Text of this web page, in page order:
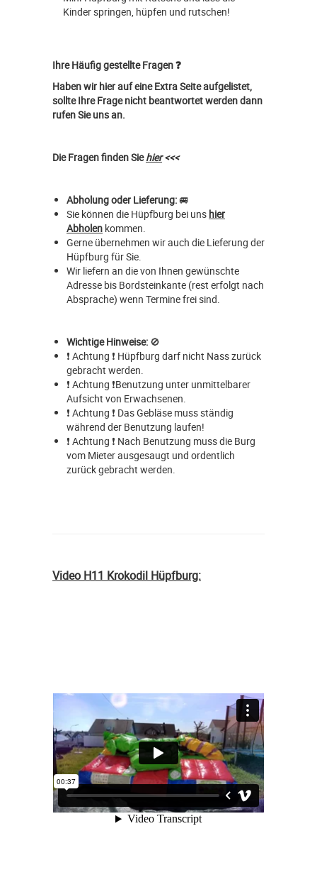
Kinder springen, hüpfen und rutschen!
Ihre Häufig gestellte Fragen ❓
Haben wir hier auf eine Extra Seite aufgelistet,
sollte Ihre Frage nicht beantwortet werden dann
rufen Sie uns an.
Die Fragen finden Siehier<<<
Abholung oder Lieferung:🚐
Sie können die Hüpfburg bei uns hier
Abholen kommen.
Gerne übernehmen wir auch die Lieferung der
Hüpfburg für Sie.
Wir liefern an die von Ihnen gewünschte
Adresse bis Bordsteinkante (rest erfolgt nach
Absprache) wenn Termine frei sind.
Wichtige Hinweise: 🚫
❗ Achtung ❗ Hüpfburg darf nicht Nass zurück
gebracht werden.
❗ Achtung ❗Benutzung unter unmittelbarer
Aufsicht von Erwachsenen.
❗ Achtung ❗ Das Gebläse muss ständig
während der Benutzung laufen!
❗ Achtung ❗ Nach Benutzung muss die Burg
vom Mieter ausgesaugt und ordentlich
zurück gebracht werden.
Video H11 Krokodil Hüpfburg: